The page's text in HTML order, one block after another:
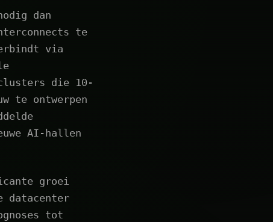
dan
te
via
die 10-
te ontwerpen
AI-hallen
groei
datacenter
tot